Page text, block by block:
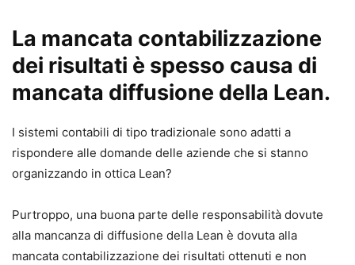
La mancata contabilizzazione
dei risultati è spesso causa di
mancata diffusione della Lean.
I sistemi contabili di tipo tradizionale sono adatti a
rispondere alle domande delle aziende che si stanno
organizzando in ottica Lean?
Purtroppo, una buona parte delle responsabilità dovute
alla mancanza di diffusione della Lean è dovuta alla
mancata contabilizzazione dei risultati ottenuti e non